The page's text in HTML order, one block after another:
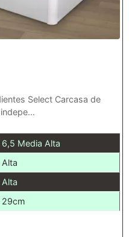
Select Carcasa de
6,5 Media Alta
Alta
Alta
29cm